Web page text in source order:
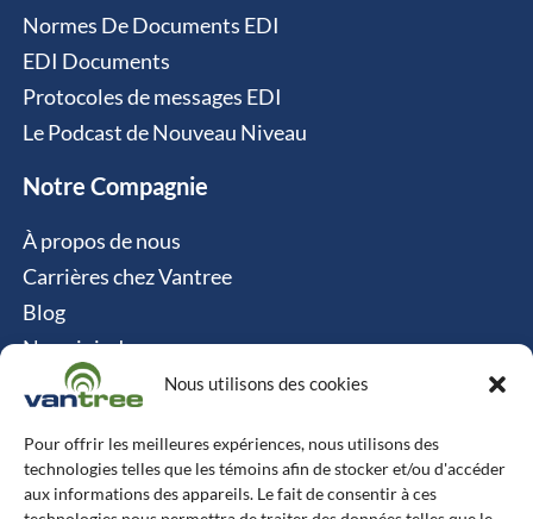
Nous utilisons des cookies
Pour offrir les meilleures expériences, nous utilisons des
technologies telles que les témoins afin de stocker et/ou d'accéder
aux informations des appareils. Le fait de consentir à ces
Normes De Documents EDI
EDI Documents
Protocoles de messages EDI
Le Podcast de Nouveau Niveau
Notre Compagnie
À propos de nous
Carrières chez Vantree
Blog
Nous joindre
Politique relative aux cookies
Contact
Vantree Systems